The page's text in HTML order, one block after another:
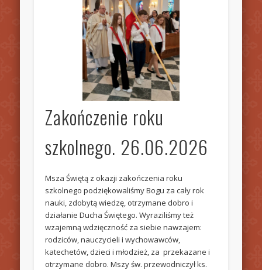
Zakończenie roku
szkolnego. 26.06.2026
Msza Świętą z okazji zakończenia roku
szkolnego podziękowaliśmy Bogu za cały rok
nauki, zdobytą wiedzę, otrzymane dobro i
działanie Ducha Świętego. Wyraziliśmy też
wzajemną wdzięczność za siebie nawzajem:
rodziców, nauczycieli i wychowawców,
katechetów, dzieci i młodzież, za przekazane i
otrzymane dobro. Mszy św. przewodniczył ks.